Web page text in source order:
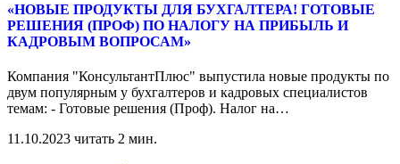
«НОВЫЕ ПРОДУКТЫ ДЛЯ БУХГАЛТЕРА! ГОТОВЫЕ
РЕШЕНИЯ (ПРОФ) ПО НАЛОГУ НА ПРИБЫЛЬ И
КАДРОВЫМ ВОПРОСАМ»
Компания "КонсультантПлюс" выпустила новые продукты по
двум популярным у бухгалтеров и кадровых специалистов
темам: - Готовые решения (Проф). Налог на…
11.10.2023 читать 2 мин.